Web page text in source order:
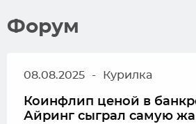
Форум
08.08.2025 - Курилка
Коинфлип ценой в
Айринг сыграл самую